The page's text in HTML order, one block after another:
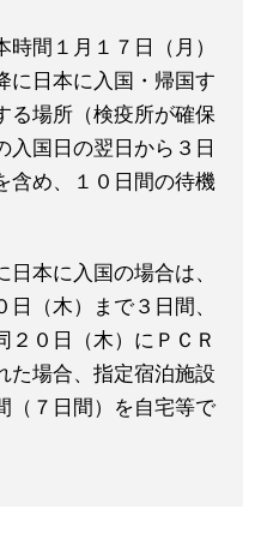
時間１月１７日（月）
に日本に入国・帰国す
る場所（検疫所が確保
入国日の翌日から３日
含め、１０日間の待機
日本に入国の場合は、
（木）まで３日間、
２０日（木）にＰＣＲ
た場合、指定宿泊施設
（７日間）を自宅等で